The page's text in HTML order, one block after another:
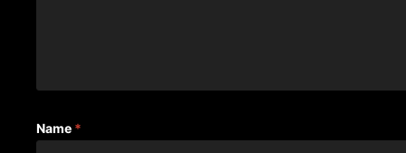
Name *